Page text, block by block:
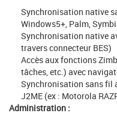
Synchronisation native
Windows5+, Palm,
Synchronisation native
travers connecteur BES)
Accès aux fonctions
tâches, etc.) avec
Synchronisation sans fil
J2ME (ex : Motorola
Administration :